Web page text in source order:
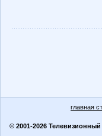
главная
© 2001-2026